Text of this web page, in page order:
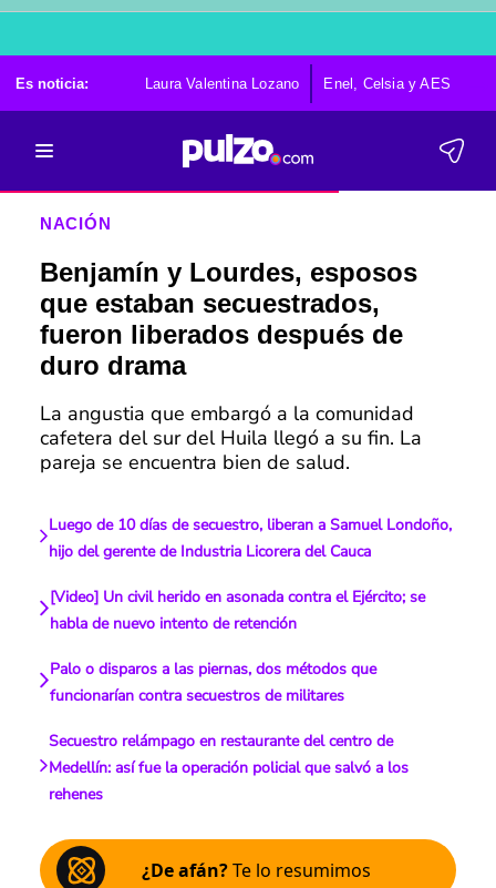
Es noticia: Laura Valentina Lozano Enel, Celsia y AES
NACIÓN
Benjamín y Lourdes, esposos
que estaban secuestrados,
fueron liberados después de
duro drama
La angustia que embargó a la comunidad
cafetera del sur del Huila llegó a su fin. La
pareja se encuentra bien de salud.
Luego de 10 días de secuestro, liberan a Samuel Londoño,
hijo del gerente de Industria Licorera del Cauca
[Video] Un civil herido en asonada contra el Ejército; se
habla de nuevo intento de retención
Palo o disparos a las piernas, dos métodos que
funcionarían contra secuestros de militares
Secuestro relámpago en restaurante del centro de
Medellín: así fue la operación policial que salvó a los
rehenes
¿De afán?Te lo resumimos